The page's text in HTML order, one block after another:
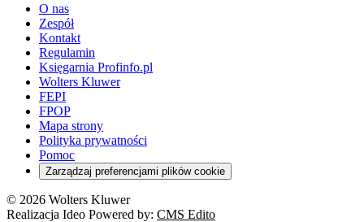
O nas
Zespół
Kontakt
Regulamin
Księgarnia Profinfo.pl
Wolters Kluwer
FEPI
FPOP
Mapa strony
Polityka prywatności
Pomoc
Zarządzaj preferencjami plików cookie
© 2026 Wolters Kluwer
Realizacja Ideo Powered by: CMS Edito